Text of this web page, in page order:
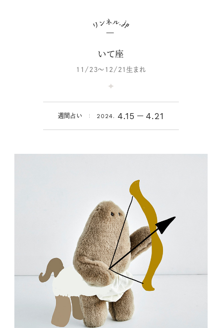
いて座
11/23～12/21生まれ
週間占い 2024. 4.15 4.21